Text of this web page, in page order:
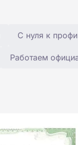
С нуля к профи
Работаем